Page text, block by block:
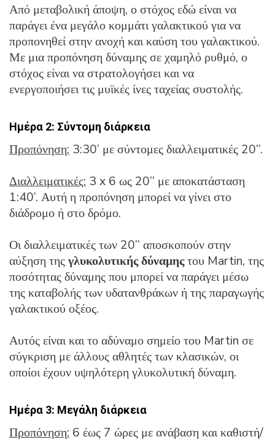
Από μεταβολική άποψη, ο στόχος εδώ είναι να
παράγει ένα μεγάλο κομμάτι γαλακτικού για να
προπονηθεί στην ανοχή και καύση του γαλακτικού.
Με μια προπόνηση δύναμης σε χαμηλό ρυθμό, ο
στόχος είναι να στρατολογήσει και να
ενεργοποιήσει τις μυϊκές ίνες ταχείας συστολής.
Ημέρα 2: Σύντομη διάρκεια
Προπόνηση: 3:30’ με σύντομες διαλλειματικές 20’’.
Διαλλειματικές: 3 x 6 ως 20’’ με αποκατάσταση
1:40’. Αυτή η προπόνηση μπορεί να γίνει στο
διάδρομο ή στο δρόμο.
Οι διαλλειματικές των 20’’ αποσκοπούν στην
αύξηση τηςγλυκολυτικής δύναμηςτου Martin, της
ποσότητας δύναμης που μπορεί να παράγει μέσω
της καταβολής των υδατανθράκων ή της παραγωγής
γαλακτικού οξέος.
Αυτός είναι και το αδύναμο σημείο του Martin σε
σύγκριση με άλλους αθλητές των κλασικών, οι
οποίοι έχουν υψηλότερη γλυκολυτική δύναμη.
Ημέρα 3: Μεγάλη διάρκεια
Προπόνηση: 6 έως 7 ώρες με ανάβαση και καθιστή/